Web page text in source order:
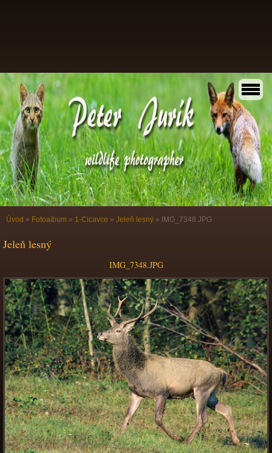
Úvod » Fotoalbum » 1-Cicavce » Jeleň lesný » IMG_7348.JPG
Jeleň lesný
IMG_7348.JPG